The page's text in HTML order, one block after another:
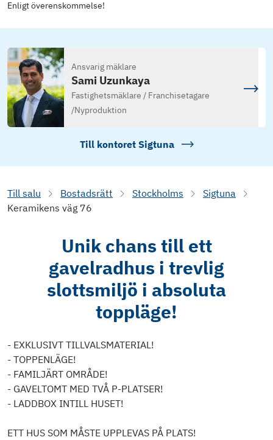
Enligt överenskommelse!
Ansvarig mäklare
Sami Uzunkaya
Fastighetsmäklare / Franchisetagare
/Nyproduktion
Till kontoret Sigtuna
Till salu Bostadsrätt Stockholms
Sigtuna
Keramikens väg 76
Unik chans till ett
gavelradhus i trevlig
slottsmiljö i absoluta
toppläge!
- EXKLUSIVT TILLVALSMATERIAL!
- TOPPENLÄGE!
- FAMILJÄRT OMRÅDE!
- GAVELTOMT MED TVÅ P-PLATSER!
- LADDBOX INTILL HUSET!
ETT HUS SOM MÅSTE UPPLEVAS PÅ PLATS!